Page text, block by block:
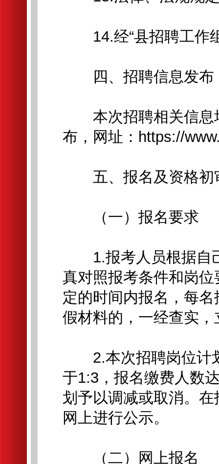
14.经“县招聘工作
四、招聘信息发布
本次招聘相关信息
布，网址：https://
五、报名及资格初
（一）报名要求
1.报考人员根据自
真对照报考条件和岗
定的时间内报名，每
假材料的，一经查实
2.本次招聘岗位计
于1:3，报名缴费人数
划予以调减或取消。
网上进行公示。
（二）网上报名